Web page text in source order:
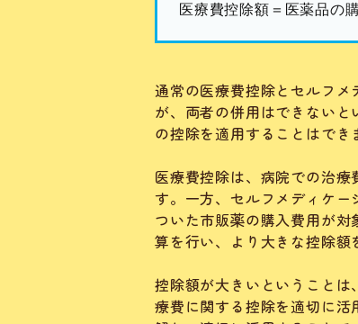
医療費控除額＝医薬品の
通常の医療費控除とセルフ
が、両者の併用はできない
の控除を適用することはでき
医療費控除は、病院での治
す。一方、セルフメディケ
ついた市販薬の購入費用が
算を行い、より大きな控除額
控除額が大きいということ
療費に関する控除を適切に